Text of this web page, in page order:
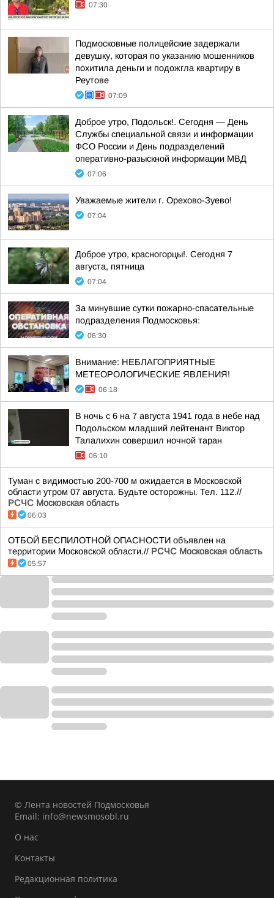
07:30
Подмосковные полицейские задержали
девушку, которая по указанию мошенников
похитила деньги и подожгла квартиру в
Реутове
07:09
Доброе утро, Подольск!. Сегодня — День
Службы специальной связи и информации
ФСО России и День подразделений
оперативно-разыскной информации МВД
07:06
Уважаемые жители г. Орехово-Зуево!
07:04
Доброе утро, красногорцы!. Сегодня 7
августа, пятница
07:04
За минувшие сутки пожарно-спасательные
подразделения Подмосковья:
06:30
Внимание: НЕБЛАГОПРИЯТНЫЕ
МЕТЕОРОЛОГИЧЕСКИЕ ЯВЛЕНИЯ!
06:18
В ночь с 6 на 7 августа 1941 года в небе над
Подольском младший лейтенант Виктор
Талалихин совершил ночной таран
06:10
Туман с видимостью 200-700 м ожидается в Московской
области утром 07 августа. Будьте осторожны. Тел. 112.//
РСЧС Московская область
06:03
ОТБОЙ БЕСПИЛОТНОЙ ОПАСНОСТИ объявлен на
территории Московской области.// РСЧС Московская область
05:57
© Лента новостей Подмосковья
Email: info@newsmosobl.ru
О нас
Контакты
Редакционная политика